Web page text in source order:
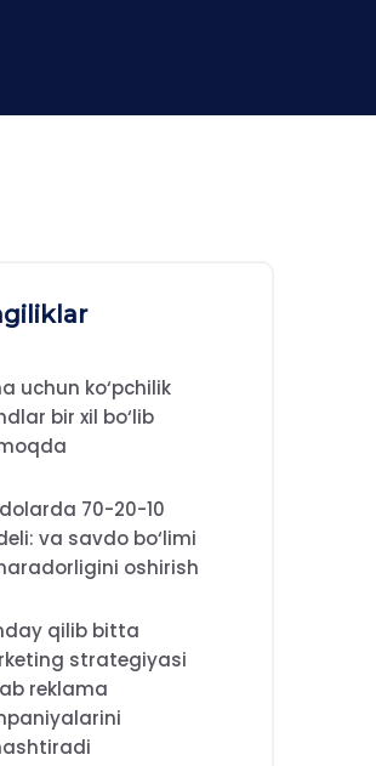
uchun ko‘pchilik
bir xil bo‘lib
70-20-10
va savdo bo‘limi
oshirish
qilib bitta
strategiyasi
reklama